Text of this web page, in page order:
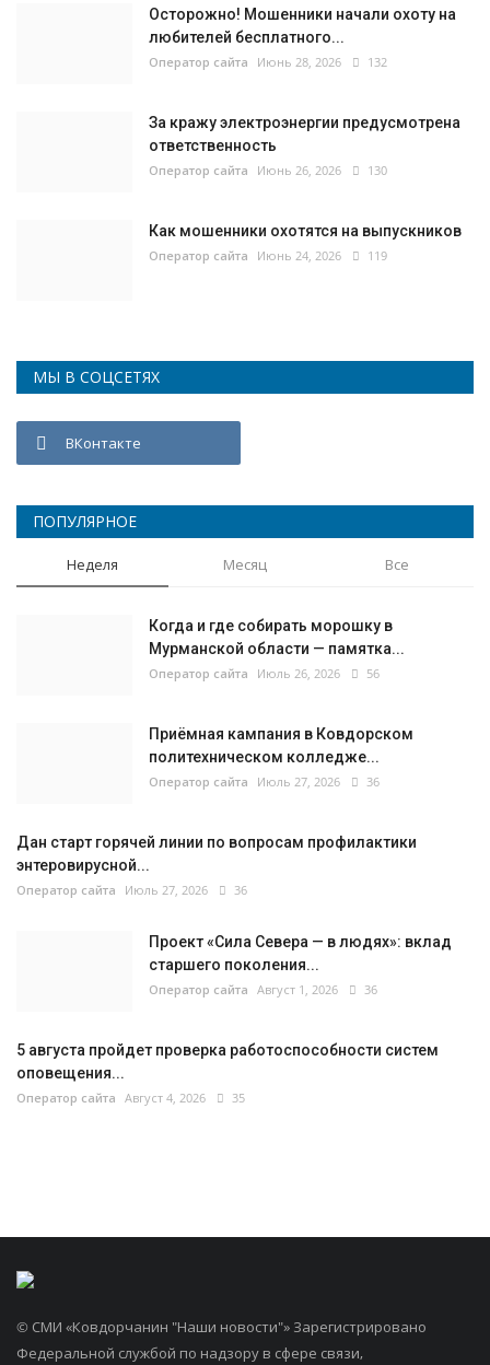
Осторожно! Мошенники начали охоту на
любителей бесплатного...
Оператор сайта Июнь 28, 2026 132
За кражу электроэнергии предусмотрена
ответственность
Оператор сайта Июнь 26, 2026 130
Как мошенники охотятся на выпускников
Оператор сайта Июнь 24, 2026 119
МЫ В СОЦСЕТЯХ
ВКонтакте
ПОПУЛЯРНОЕ
Неделя Месяц Все
Когда и где собирать морошку в
Мурманской области — памятка...
Оператор сайта Июль 26, 2026 56
Приёмная кампания в Ковдорском
политехническом колледже...
Оператор сайта Июль 27, 2026 36
Дан старт горячей линии по вопросам профилактики
энтеровирусной...
Оператор сайта Июль 27, 2026 36
Проект «Сила Севера — в людях»: вклад
старшего поколения...
Оператор сайта Август 1, 2026 36
5 августа пройдет проверка работоспособности систем
оповещения...
Оператор сайта Август 4, 2026 35
© СМИ «Ковдорчанин "Наши новости"» Зарегистрировано
Федеральной службой по надзору в сфере связи,